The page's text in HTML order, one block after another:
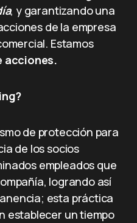
, y garantizando una
de la empresa
Estamos
acciones.
de protección para
de los socios
empleados que
logrando así
esta práctica
establecer un tiempo